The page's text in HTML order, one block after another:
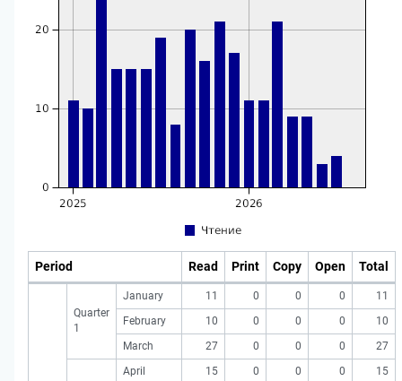
Period Read Print Copy Open Total
Quarter
1
January 11 0 0 0
11
February
10 0 0 0
10
March
27 0 0 0 27
April 15 0 0 0
15